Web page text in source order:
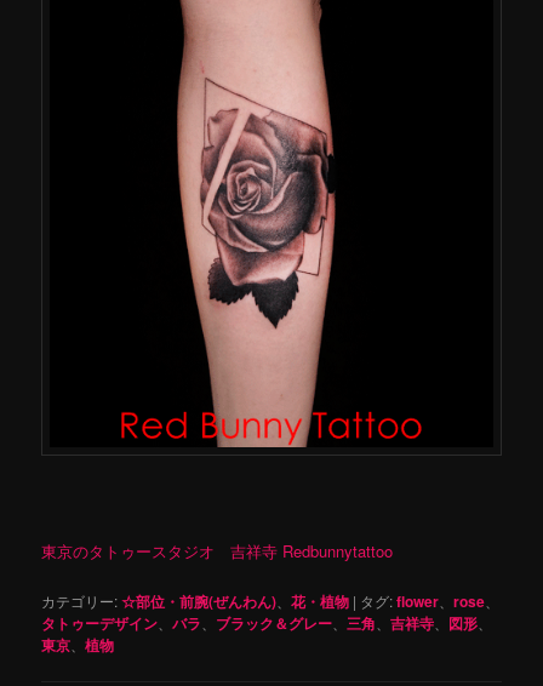
東京のタトゥースタジオ 吉祥寺 Redbunnytattoo
カテゴリー:☆部位・前腕(ぜんわん) 、花・植物 | タグ:flower 、rose
タトゥーデザイン 、バラ ブラック＆グレー 三角 、吉祥寺 図形
東京 、植物